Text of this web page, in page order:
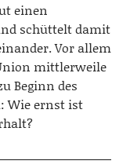
einen
schüttelt damit
Vor allem
mittlerweile
Beginn des
Wie ernst ist